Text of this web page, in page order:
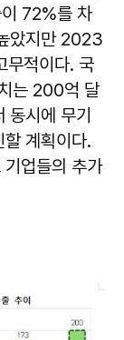
72%를 차
았지만 2023
무적이다. 국
는 200억 달
시에 무기
계획이다.
업들의 추가